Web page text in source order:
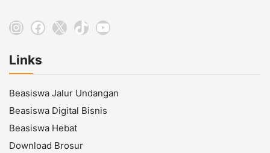
Instagram
Facebook
X TikTokYouTube
Links
Beasiswa Jalur Undangan
Beasiswa Digital Bisnis
Beasiswa Hebat
Download Brosur